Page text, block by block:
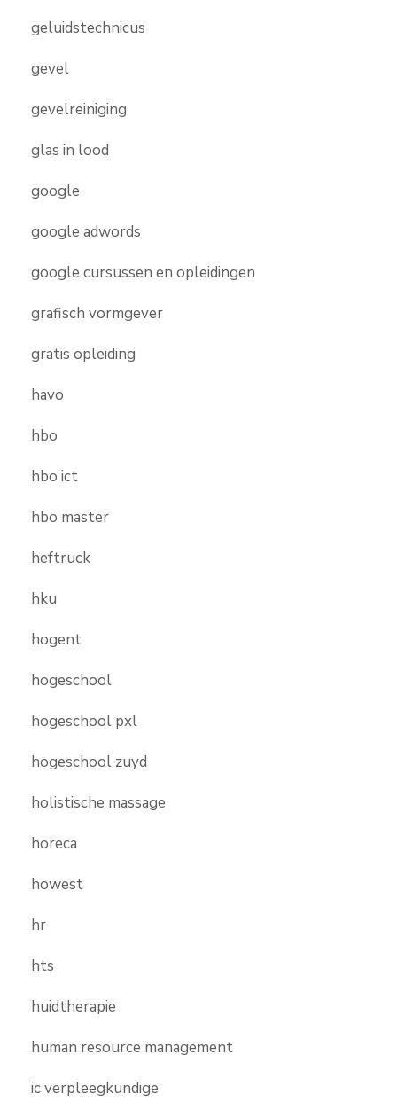
geluidstechnicus
gevel
gevelreiniging
glas in lood
google
google adwords
google cursussen en opleidingen
grafisch vormgever
gratis opleiding
havo
hbo
hbo ict
hbo master
heftruck
hku
hogent
hogeschool
hogeschool pxl
hogeschool zuyd
holistische massage
horeca
howest
hr
hts
huidtherapie
human resource management
ic verpleegkundige